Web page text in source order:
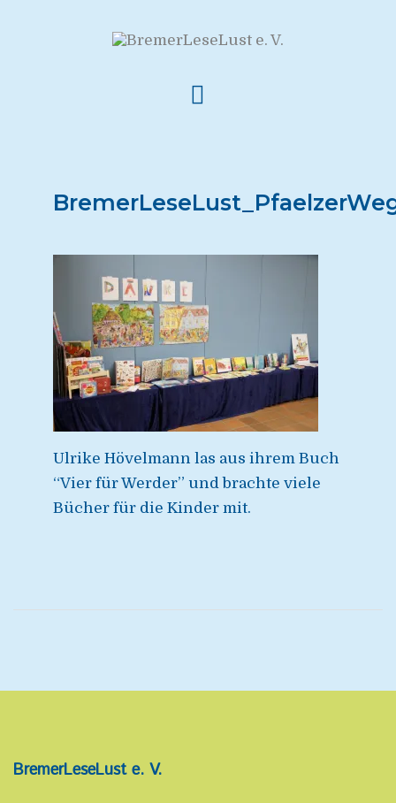
Ulrike Hövelmann las aus ihrem Buch
“Vier für Werder” und brachte viele
Bücher für die Kinder mit.
BremerLeseLust e. V.